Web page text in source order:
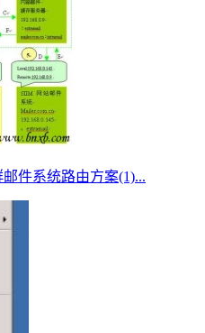
件系统路由方案(1)...